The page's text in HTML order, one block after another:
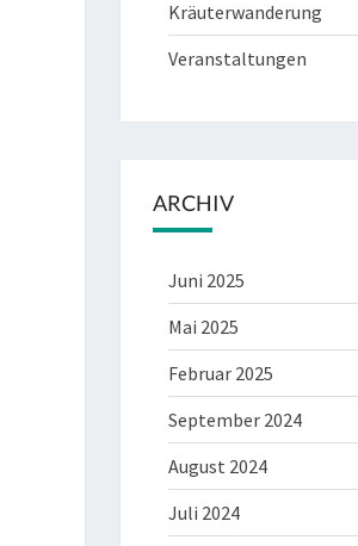
Kräuterwanderung
Veranstaltungen
ARCHIV
Juni 2025
Mai 2025
Februar 2025
September 2024
August 2024
Juli 2024